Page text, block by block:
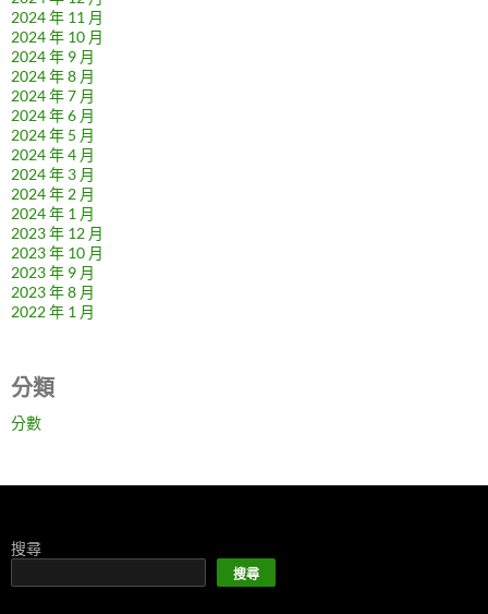
2024 年 11 月
2024 年 10 月
2024 年 9 月
2024 年 8 月
2024 年 7 月
2024 年 6 月
2024 年 5 月
2024 年 4 月
2024 年 3 月
2024 年 2 月
2024 年 1 月
2023 年 12 月
2023 年 10 月
2023 年 9 月
2023 年 8 月
2022 年 1 月
分類
分數
搜尋
搜尋